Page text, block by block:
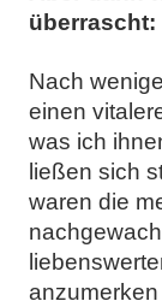
überrascht:
Nach
einen
was ich
ließen sich
waren die